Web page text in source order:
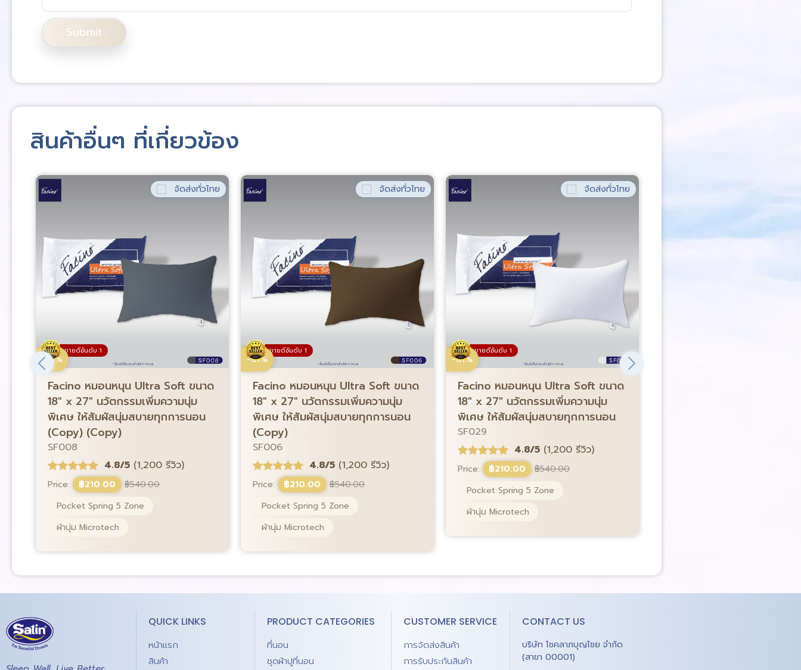
สินค้าอื่นๆ ที่เกี่ยวข้อง
ขายดีอันดับ 1
จัดส่งทั่วไทย
Facino หมอนหนุน Ultra Soft ขนาด
18″ x 27″ นวัตกรรมเพิ่มความนุ่ม
พิเศษ ให้สัมผัสนุ่มสบายทุกการนอน
(Copy) (Copy)
SF008
4.8/5 (1,200 รีวิว)
Price: ฿210.00 ฿540.00
-61%
Pocket Spring 5 Zone
ผ้านุ่ม Microtech
ขายดีอันดับ 1
จัดส่งทั่วไทย
Facino หมอนหนุน Ultra Soft ขนาด
18″ x 27″ นวัตกรรมเพิ่มความนุ่ม
พิเศษ ให้สัมผัสนุ่มสบายทุกการนอน
(Copy)
SF006
4.8/5 (1,200 รีวิว)
Price: ฿210.00 ฿540.00
-61%
Pocket Spring 5 Zone
ผ้านุ่ม Microtech
ขายดีอันดับ 1
จัดส่งทั่วไทย
Facino หมอนหนุน Ultra Soft ขนาด
18″ x 27″ นวัตกรรมเพิ่มความนุ่ม
พิเศษ ให้สัมผัสนุ่มสบายทุกการนอน
SF029
4.8/5 (1,200 รีวิว)
Price: ฿210.00 ฿540.00
-61%
Pocket Spring 5 Zone
ผ้านุ่ม Microtech
QUICK LINKS
หน้าแรก
สินค้า
PRODUCT CATEGORIES
ที่นอน
ชุดผ้าปูที่นอน
CUSTOMER SERVICE
การจัดส่งสินค้า
การรับประกันสินค้า
CONTACT US
บริษัท โชคลาภบุญไชย จำกัด
(สาขา 00001)